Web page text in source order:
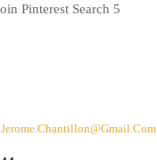
Pinterest Search 5
Jerome.chantillon@gmail.com